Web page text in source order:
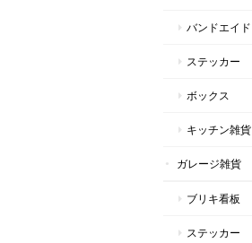
バンドエイド
ステッカー
ボックス
キッチン雑貨
ガレージ雑貨
ブリキ看板
ステッカー